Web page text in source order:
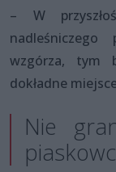
– W
wzgórza, tym
dokładne
Nie